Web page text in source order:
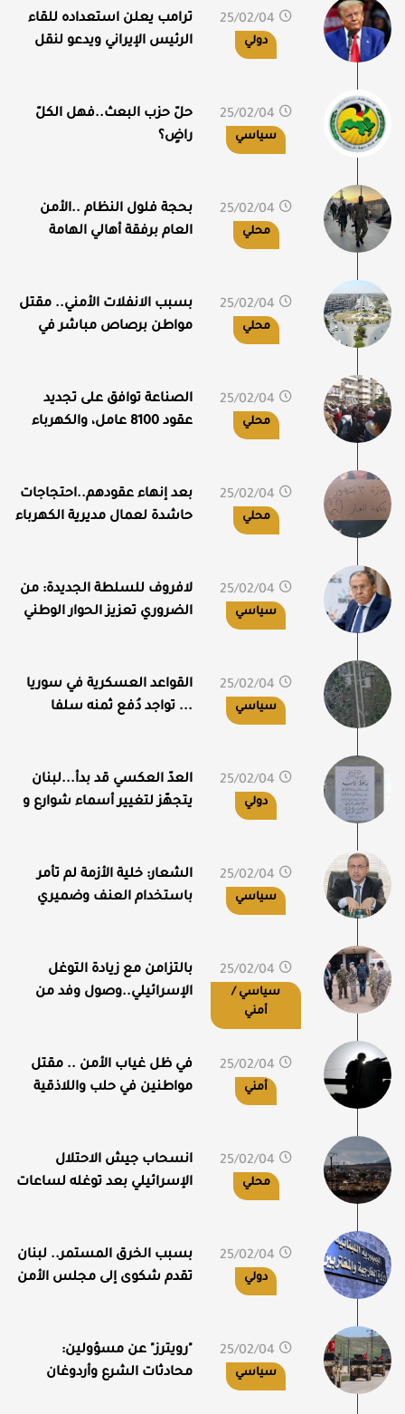
سوريا
25/02/04
11:49
دولي
ترامب يعلن استعداده للقاء
الرئيس الإيراني ويدعو لنقل
25/02/04
11:36
سياسي
حلّ حزب البعث..فهل الكلّ
راضٍ؟
25/02/04
09:59
محلي
بحجة فلول النظام ..الأمن
العام برفقة أهالي الهامة
25/02/04
09:26
محلي
بسبب الانفلات الأمني.. مقتل
مواطن برصاص مباشر في
25/02/04
07:06
محلي
الصناعة توافق على تجديد
عقود 8100 عامل، والكهرباء
25/02/04
06:53
محلي
بعد إنهاء عقودهم..احتجاجات
حاشدة لعمال مديرية الكهرباء
25/02/04
06:40
سياسي
لافروف للسلطة الجديدة: من
الضروري تعزيز الحوار الوطني
25/02/04
03:32
سياسي
القواعد العسكرية في سوريا
... تواجد دُفع ثمنه سلفا
25/02/04
03:04
دولي
العدّ العكسي قد بدأ...لبنان
يتجهّز لتغيير أسماء شوارع و
25/02/04
02:38
سياسي
الشعار: خلية الأزمة لم تأمر
باستخدام العنف وضميري
25/02/04
01:24
سياسي /
أمني
بالتزامن مع زيادة التوغل
الإسرائيلي..وصول وفد من
25/02/04
01:17
أمني
في ظل غياب الأمن .. مقتل
مواطنين في حلب واللاذقية
25/02/04
12:53
محلي
انسحاب جيش الاحتلال
الإسرائيلي بعد توغله لساعات
25/02/04
12:41
دولي
بسبب الخرق المستمر.. لبنان
تقدم شكوى إلى مجلس الأمن
25/02/04
12:35
سياسي
"رويترز" عن مسؤولين:
محادثات الشرع وأردوغان